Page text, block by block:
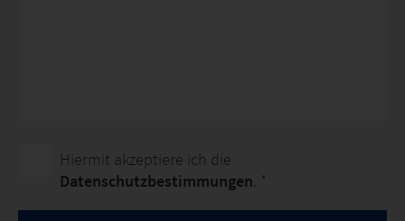
Hiermit akzeptiere ich die
Datenschutzbestimmungen . *